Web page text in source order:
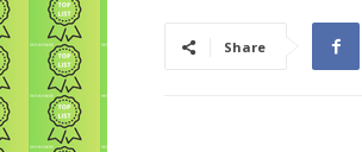
Share